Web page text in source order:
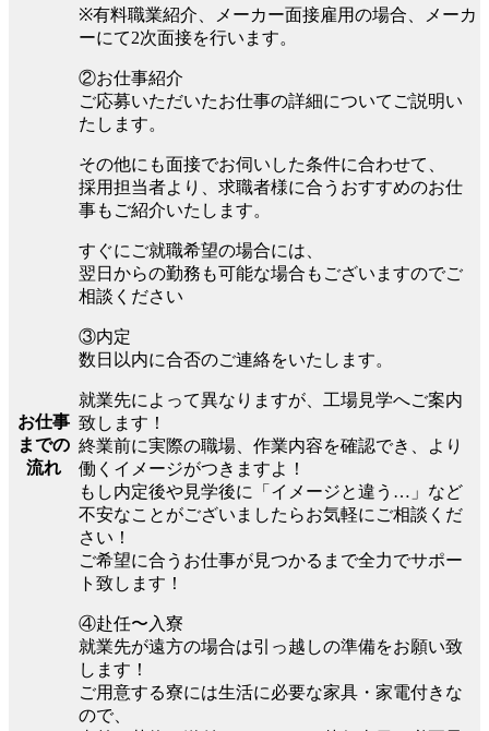
お仕事
までの
流れ
※有料職業紹介、メーカー面接雇用の場合、メーカ
ーにて2次面接を行います。
②お仕事紹介
ご応募いただいたお仕事の詳細についてご説明い
たします。
その他にも面接でお伺いした条件に合わせて、
採用担当者より、求職者様に合うおすすめのお仕
事もご紹介いたします。
すぐにご就職希望の場合には、
翌日からの勤務も可能な場合もございますのでご
相談ください
③内定
数日以内に合否のご連絡をいたします。
就業先によって異なりますが、工場見学へご案内
致します！
終業前に実際の職場、作業内容を確認でき、より
働くイメージがつきますよ！
もし内定後や見学後に「イメージと違う…」など
不安なことがございましたらお気軽にご相談くだ
さい！
ご希望に合うお仕事が見つかるまで全力でサポー
ト致します！
④赴任〜入寮
就業先が遠方の場合は引っ越しの準備をお願い致
します！
ご用意する寮には生活に必要な家具・家電付きな
ので、